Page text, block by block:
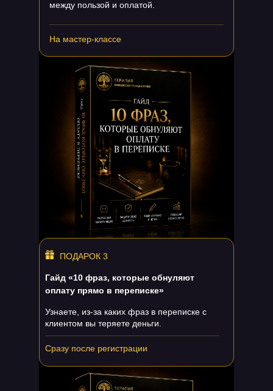
Гайд «10 фраз, которые обнуляют
оплату прямо в переписке»
Узнаете, из-за каких фраз в переписке с
клиентом вы теряете деньги.
Сразу после регистрации
ПОДАРОК 3
между пользой и оплатой.
На мастер-классе